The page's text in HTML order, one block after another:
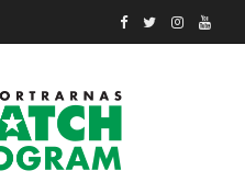
F T I Y